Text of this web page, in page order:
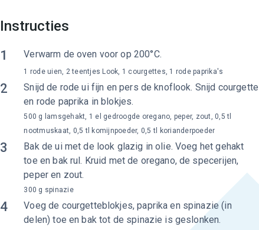
Instructies
1 Verwarm de oven voor op 200°C.
2
Snijd de rode ui fijn en pers de knoflook. Snijd courgette
en rode paprika in blokjes.
1 rode uien, 2 teentjes Look, 1 courgettes, 1 rode paprika's
3
Bak de ui met de look glazig in olie. Voeg het gehakt
toe en bak rul. Kruid met de oregano, de specerijen,
peper en zout.
500 g lamsgehakt, 1 el gedroogde oregano, peper, zout, 0,5 tl
nootmuskaat, 0,5 tl komijnpoeder, 0,5 tl korianderpoeder
4
Voeg de courgetteblokjes, paprika en spinazie (in
delen) toe en bak tot de spinazie is geslonken.
300 g spinazie